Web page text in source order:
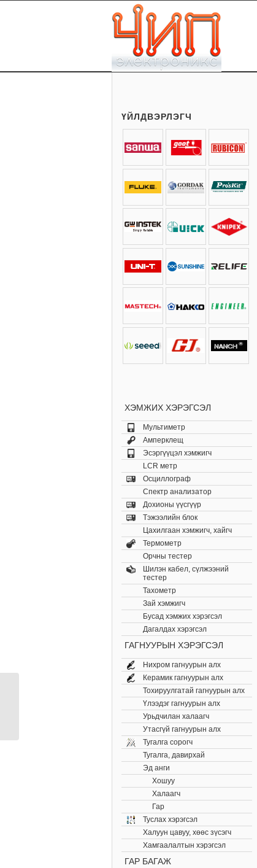
ҮЙЛДВЭРЛЭГЧ
ХЭМЖИХ ХЭРЭГСЭЛ
Мультиметр
Амперклещ
Эсэргүүцэл хэмжигч
LCR метр
Осциллограф
Спектр анализатор
Дохионы үүсгүүр
Тэжээлийн блок
Цахилгаан хэмжигч, хайгч
Термометр
Орчны тестер
Шилэн кабел, cүлжээний
тестер
Тахометр
Зай хэмжигч
Бусад хэмжих хэрэгсэл
Дагалдах хэрэгсэл
ГАГНУУРЫН ХЭРЭГСЭЛ
Нихром гагнуурын алх
Керамик гагнуурын алх
Тохируулгатай гагнуурын алх
Үлээдэг гагнуурын алх
Урьдчилан халаагч
Утасгүй гагнуурын алх
Тугалга сорогч
Тугалга, давирхай
Эд анги
Хошуу
Халаагч
Гар
Туслах хэрэгсэл
Халуун цавуу, хөөс зүсэгч
Хамгаалалтын хэрэгсэл
ГАР БАГАЖ